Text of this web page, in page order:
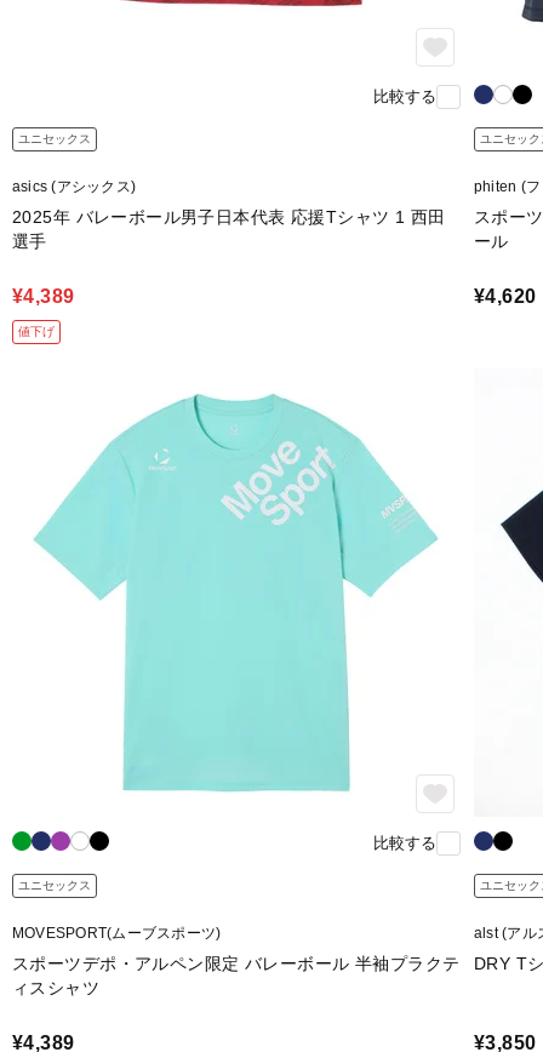
比較する
ユニセックス
asics (アシックス)
2025年 バレーボール男子日本代表 応援Tシャツ 1 西田
選手
¥4,389
値下げ
ユニセック
phiten (
スポー
ール
¥4,620
比較する
ユニセックス
MOVESPORT(ムーブスポーツ)
スポーツデポ・アルペン限定 バレーボール 半袖プラクテ
ィスシャツ
¥4,389
ユニセック
alst (アル
DRY T
¥3,850